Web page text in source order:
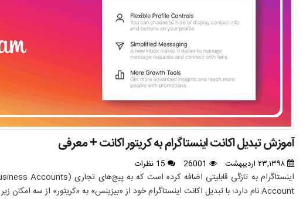
آموزش تبدیل اکانت اینستاگرام به کریتور اکانت + معرفی
Account نام دارد؛ با تبدیل اکانت اینستاگرام خود از «بیزینس» به «کریتور» از سه امکان زیر بهره‌مند خواهید شد: